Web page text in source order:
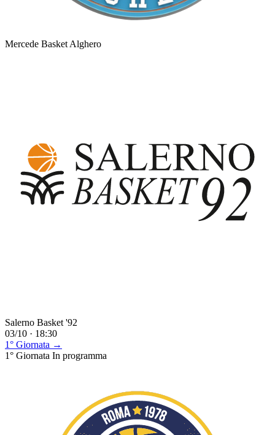
Mercede Basket Alghero
Salerno Basket '92
03/10 · 18:30
1° Giornata →
1° Giornata In programma